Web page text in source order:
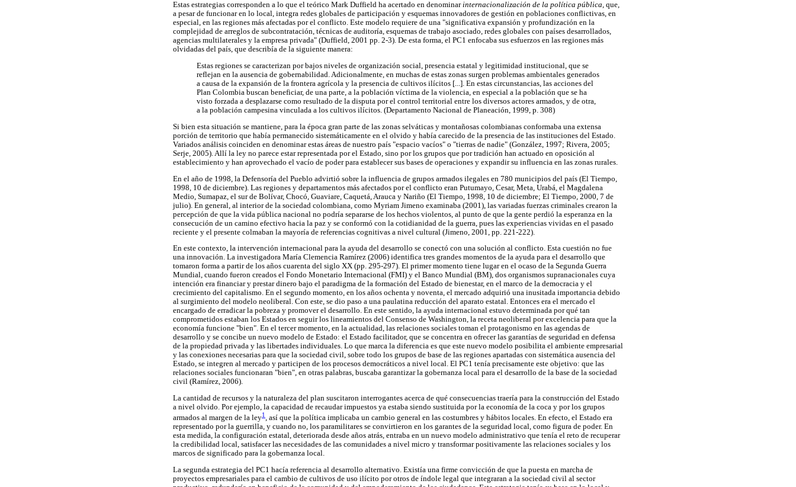
Estas estrategias corresponden a lo que el teórico Mark Duffield ha acertado en denominarinternacionalización de la política pública, que,
a pesar de funcionar en lo local, integra redes globales de participación y esquemas innovadores de gestión en poblaciones conflictivas, en
especial, en las regiones más afectadas por el conflicto. Este modelo requiere de una "significativa expansión y profundización en la
complejidad de arreglos de subcontratación, técnicas de auditoría, esquemas de trabajo asociado, redes globales con países desarrollados,
agencias multilaterales y la empresa privada" (Duffield, 2001 pp. 2-3). De esta forma, el PC1 enfocaba sus esfuerzos en las regiones más
olvidadas del país, que describía de la siguiente manera:
Estas regiones se caracterizan por bajos niveles de organización social, presencia estatal y legitimidad institucional, que se
reflejan en la ausencia de gobernabilidad. Adicionalmente, en muchas de estas zonas surgen problemas ambientales generados
a causa de la expansión de la frontera agrícola y la presencia de cultivos ilícitos [...]. En estas circunstancias, las acciones del
Plan Colombia buscan beneficiar, de una parte, a la población víctima de la violencia, en especial a la población que se ha
visto forzada a desplazarse como resultado de la disputa por el control territorial entre los diversos actores armados, y de otra,
a la población campesina vinculada a los cultivos ilícitos. (Departamento Nacional de Planeación, 1999, p. 308)
Si bien esta situación se mantiene, para la época gran parte de las zonas selváticas y montañosas colombianas conformaba una extensa
porción de territorio que había permanecido sistemáticamente en el olvido y había carecido de la presencia de las instituciones del Estado.
Variados análisis coinciden en denominar estas áreas de nuestro país "espacio vacíos" o "tierras de nadie" (González, 1997; Rivera, 2005;
Serje, 2005). Allí la ley no parece estar representada por el Estado, sino por los grupos que por tradición han actuado en oposición al
establecimiento y han aprovechado el vacío de poder para establecer sus bases de operaciones y expandir su influencia en las zonas rurales.
En el año de 1998, la Defensoría del Pueblo advirtió sobre la influencia de grupos armados ilegales en 780 municipios del país (El Tiempo,
1998, 10 de diciembre). Las regiones y departamentos más afectados por el conflicto eran Putumayo, Cesar, Meta, Urabá, el Magdalena
Medio, Sumapaz, el sur de Bolívar, Chocó, Guaviare, Caquetá, Arauca y Nariño (El Tiempo, 1998, 10 de diciembre; El Tiempo 2000, 7 de
julio). En general, al interior de la sociedad colombiana, como Myriam Jimeno examinaba (2001), las variadas fuerzas criminales crearon la
percepción de que la vida pública nacional no podría separarse de los hechos violentos, al punto de que la gente perdió la esperanza en la
consecución de un camino efectivo hacia la paz y se conformó con la cotidianidad de la guerra, pues las experiencias vividas en el pasado
reciente y el presente colmaban la mayoría de referencias cognitivas a nivel cultural (Jimeno, 2001, pp. 221-222).
En este contexto, la intervención internacional para la ayuda del desarrollo se conectó con una solución al conflicto. Esta cuestión no fue
una innovación. La investigadora María Clemencia Ramírez (2006) identifica tres grandes momentos de la ayuda para el desarrollo que
tomaron forma a partir de los años cuarenta del siglo XX (pp. 295-297). El primer momento tiene lugar en el ocaso de la Segunda Guerra
Mundial, cuando fueron creados el Fondo Monetario Internacional (FMI) y el Banco Mundial (BM), dos organismos supranacionales cuya
intención era financiar y prestar dinero bajo el paradigma de la formación del Estado de bienestar, en el marco de la democracia y el
crecimiento del capitalismo. En el segundo momento, en los años ochenta y noventa, el mercado adquirió una inusitada importancia debido
al surgimiento del modelo neoliberal. Con este, se dio paso a una paulatina reducción del aparato estatal. Entonces era el mercado el
encargado de erradicar la pobreza y promover el desarrollo. En este sentido, la ayuda internacional estuvo determinada por qué tan
comprometidos estaban los Estados en seguir los lineamientos del Consenso de Washington, la receta neoliberal por excelencia para que la
economía funcione "bien". En el tercer momento, en la actualidad, las relaciones sociales toman el protagonismo en las agendas de
desarrollo y se concibe un nuevo modelo de Estado: el Estado facilitador, que se concentra en ofrecer las garantías de seguridad en defensa
de la propiedad privada y las libertades individuales. Lo que marca la diferencia es que este nuevo modelo posibilita el ambiente empresarial
y las conexiones necesarias para que la sociedad civil, sobre todo los grupos de base de las regiones apartadas con sistemática ausencia del
Estado, se integren al mercado y participen de los procesos democráticos a nivel local. El PC1 tenía precisamente este objetivo: que las
relaciones sociales funcionaran "bien", en otras palabras, buscaba garantizar la gobernanza local para el desarrollo de la base de la sociedad
civil (Ramírez, 2006).
La cantidad de recursos y la naturaleza del plan suscitaron interrogantes acerca de qué consecuencias traería para la construcción del Estado
a nivel olvido. Por ejemplo, la capacidad de recaudar impuestos ya estaba siendo sustituida por la economía de la coca y por los grupos
armados al margen de la ley1 , así que la política implicaba un cambio general en las costumbres y hábitos locales. En efecto, el Estado era
representado por la guerrilla, y cuando no, los paramilitares se convirtieron en los garantes de la seguridad local, como figura de poder. En
esta medida, la configuración estatal, deteriorada desde años atrás, entraba en un nuevo modelo administrativo que tenía el reto de recuperar
la credibilidad local, satisfacer las necesidades de las comunidades a nivel micro y transformar positivamente las relaciones sociales y los
marcos de significado para la gobernanza local.
La segunda estrategia del PC1 hacía referencia al desarrollo alternativo. Existía una firme convicción de que la puesta en marcha de
proyectos empresariales para el cambio de cultivos de uso ilícito por otros de índole legal que integraran a la sociedad civil al sector